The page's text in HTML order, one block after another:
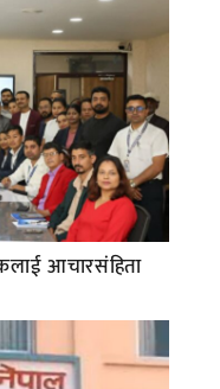
आचारसंहिता